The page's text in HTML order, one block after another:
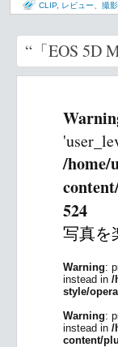
CLIP, レビュー、撮
“「EOS 5D
/home/
524
写真を
Warning:
instead in /
style/
Warning:
instead in /
content/